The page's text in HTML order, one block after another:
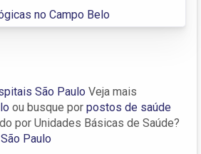
no Campo Belo
São Paulo Veja mais
ou busque por postos de saúde
por Unidades Básicas de Saúde?
Paulo